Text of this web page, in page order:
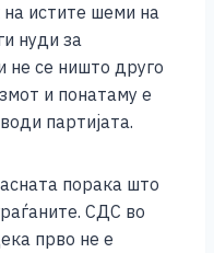
истите шеми на
нуди за
не се ништо друго
и понатаму е
партијата.
порака што
СДС во
прво не е